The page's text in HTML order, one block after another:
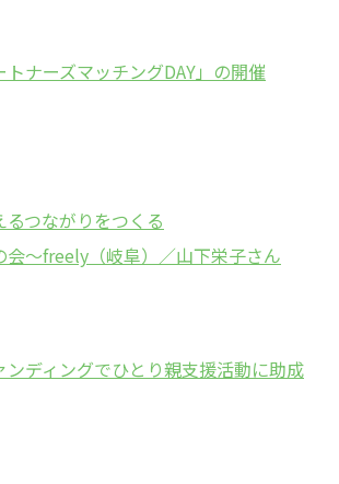
ナーズマッチングDAY」の開催
つながりをつくる
～freely（岐阜）／山下栄子さん
ディングでひとり親支援活動に助成